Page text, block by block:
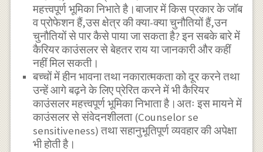
महत्त्वपूर्ण भूमिका निभाते है।बाजार में किस प्रकार के जॉब
व प्रोफेशन हैं,उस क्षेत्र की क्या-क्या चुनौतियों हैं,उन
चुनौतियों से पार कैसे पाया जा सकता है? इन सबके बारे में
कैरियर काउंसलर से बेहतर राय या जानकारी और कहीं
नहीं मिल सकती।
बच्चों में हीन भावना तथा नकारात्मकता को दूर करने तथा
उन्हें आगे बढ़ने के लिए प्रेरित करने में भी कैरियर
काउंसलर महत्त्वपूर्ण भूमिका निभाता है।अतः इस मायने में
काउंसलर से संवेदनशीलता (Counselor se
sensitiveness) तथा सहानुभूतिपूर्ण व्यवहार की अपेक्षा
भी होती है।